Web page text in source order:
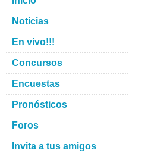
Noticias
En vivo!!!
Concursos
Encuestas
Pronósticos
Foros
Invita a tus amigos